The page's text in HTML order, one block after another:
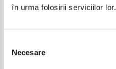
în urma folosirii serviciilor lor.
consimțământului
Necesare